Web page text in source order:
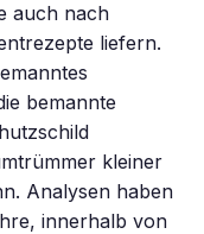
auch nach
liefern.
bemannte
kleiner
Analysen haben
innerhalb von